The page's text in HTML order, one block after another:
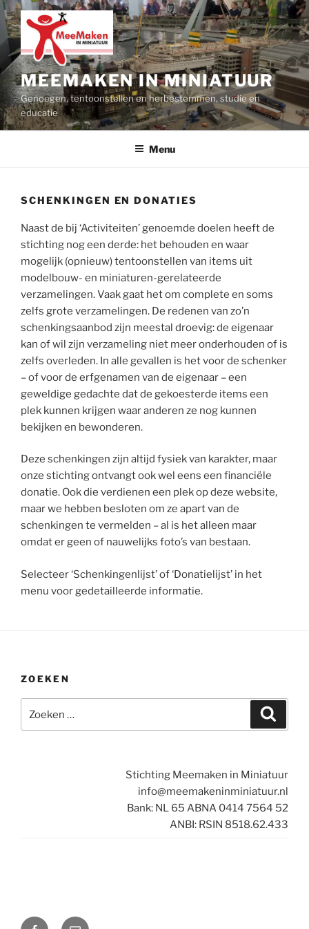
Ga
naar
de
inhoud
MEEMAKEN IN MINIATUUR
Genoegen, tentoonstellen en herbestemmen, studie en
educatie
Menu
SCHENKINGEN EN DONATIES
Naast de bij ‘Activiteiten’ genoemde doelen heeft de
stichting nog een derde: het behouden en waar
mogelijk (opnieuw) tentoonstellen van items uit
modelbouw- en miniaturen-gerelateerde
verzamelingen. Vaak gaat het om complete en soms
zelfs grote verzamelingen. De redenen van zo’n
schenkingsaanbod zijn meestal droevig: de eigenaar
kan of wil zijn verzameling niet meer onderhouden of is
zelfs overleden. In alle gevallen is het voor de schenker
– of voor de erfgenamen van de eigenaar – een
geweldige gedachte dat de gekoesterde items een
plek kunnen krijgen waar anderen ze nog kunnen
bekijken en bewonderen.
Deze schenkingen zijn altijd fysiek van karakter, maar
onze stichting ontvangt ook wel eens een financiële
donatie. Ook die verdienen een plek op deze website,
maar we hebben besloten om ze apart van de
schenkingen te vermelden – al is het alleen maar
omdat er geen of nauwelijks foto’s van bestaan.
Selecteer ‘Schenkingenlijst’ of ‘Donatielijst’ in het
menu voor gedetailleerde informatie.
ZOEKEN
naar:
Stichting Meemaken in Miniatuur
info@meemakeninminiatuur.nl
Bank: NL 65 ABNA 0414 7564 52
ANBI: RSIN 8518.62.433
Facebook
E-